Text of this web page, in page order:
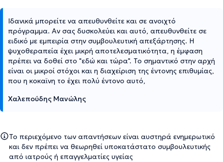
Ιδανικά μπορείτε να απευθυνθείτε και σε ανοιχτό
πρόγραμμα. Αν σας δυσκολεύει και αυτό, απευθυνθείτε σε
ειδικό με εμπειρία στην συμβουλευτική απεξάρτησης. Η
ψυχοθεραπεία έχει μικρή αποτελεσματικότητα, η έμφαση
πρέπει να δοθεί στο "εδώ και τώρα". Το σημαντικό στην αρχή
είναι οι μικροί στόχοι και η διαχείριση της έντονης επιθυμίας,
που η κοκαϊνη το έχει πολύ έντονο αυτό,
Χαλεπούδης Μανώλης
Το περιεχόμενο των απαντήσεων είναι αυστηρά ενημερωτικό
και δεν πρέπει να θεωρηθεί υποκατάστατο συμβουλευτικής
από ιατρούς ή επαγγελματίες υγείας